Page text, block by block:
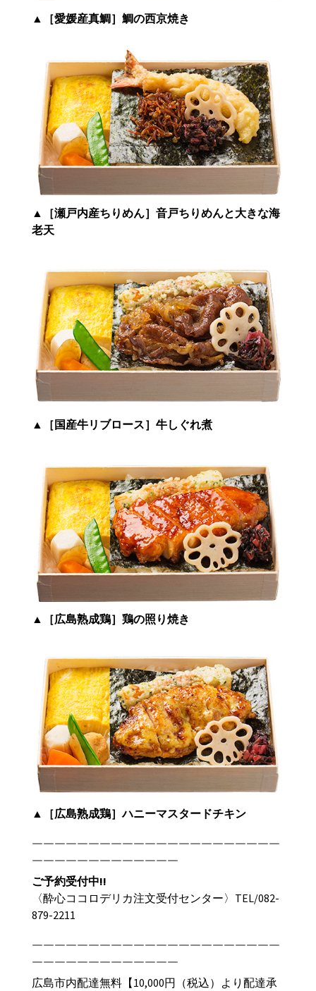
▲ ［愛媛産真鯛］鯛の西京焼き
▲
［瀬戸内産ちりめん］音戸ちりめんと大きな海
老天
▲ ［国産牛リブロース］牛しぐれ煮
▲ ［広島熟成鶏］鶏の照り焼き
▲ ［広島熟成鶏］ハニーマスタードチキン
￣￣￣￣￣￣￣￣￣￣￣￣￣￣￣￣￣￣￣￣￣￣
￣￣￣￣￣￣￣￣￣￣￣￣￣
ご予約受付中!!
〈酔心ココロデリカ注文受付センター〉TEL/082-
879-2211
￣￣￣￣￣￣￣￣￣￣￣￣￣￣￣￣￣￣￣￣￣￣
￣￣￣￣￣￣￣￣￣￣￣￣￣
広島市内配達無料【10,000円（税込）より配達承